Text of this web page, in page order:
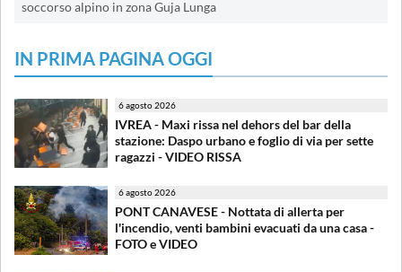
soccorso alpino in zona Guja Lunga
IN PRIMA PAGINA OGGI
6 agosto 2026
IVREA - Maxi rissa nel dehors del bar della
stazione: Daspo urbano e foglio di via per sette
ragazzi - VIDEO RISSA
6 agosto 2026
PONT CANAVESE - Nottata di allerta per
l'incendio, venti bambini evacuati da una casa -
FOTO e VIDEO